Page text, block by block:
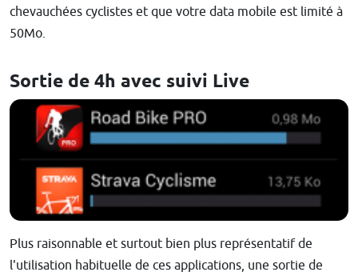
chevauchées cyclistes et que votre data mobile est limité à
50Mo.
Sortie de 4h avec suivi Live
Plus raisonnable et surtout bien plus représentatif de
l'utilisation habituelle de ces applications, une sortie de